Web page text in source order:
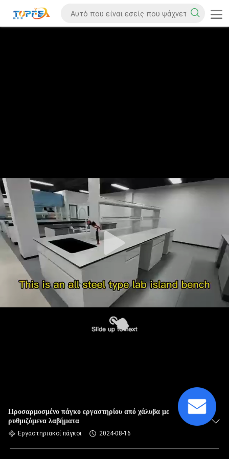
Προσαρμοσμένο πάγκο εργαστηρίου από χάλυβα με
ρυθμιζόμενα λαβήματα
Εργαστηριακοί πάγκοι 2024-08-16